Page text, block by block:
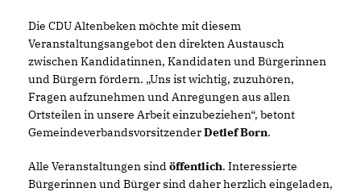
Die CDU Altenbeken möchte mit diesem
Veranstaltungsangebot den direkten Austausch
zwischen Kandidatinnen, Kandidaten und Bürgerinnen
und Bürgern fördern. „Uns ist wichtig, zuzuhören,
Fragen aufzunehmen und Anregungen aus allen
Ortsteilen in unsere Arbeit einzubeziehen“, betont
GemeindeverbandsvorsitzenderDetlef Born.
Alle Veranstaltungen sind öffentlich. Interessierte
Bürgerinnen und Bürger sind daher herzlich eingeladen,